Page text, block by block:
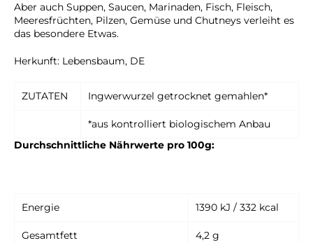
Aber auch Suppen, Saucen, Marinaden, Fisch, Fleisch,
Meeresfrüchten, Pilzen, Gemüse und Chutneys verleiht es
das besondere Etwas.
Herkunft: Lebensbaum, DE
ZUTATEN Ingwerwurzel getrocknet gemahlen*
*aus kontrolliert biologischem Anbau
Durchschnittliche Nährwerte pro 100g:
Energie 1390 kJ / 332 kcal
Gesamtfett 4,2 g